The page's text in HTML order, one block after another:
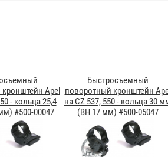
Apel
- кольца 25,4
#500-00047
Быстросъемный
поворотный кронштейн
на CZ 537, 550 - кольца 30
(ВН 17 мм) #500-05047